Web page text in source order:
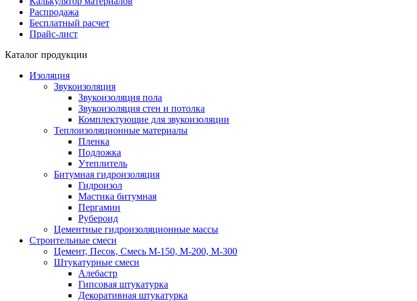
Распродажа
Бесплатный расчет
Прайс-лист
Каталог продукции
Изоляция
Звукоизоляция
Звукоизоляция пола
Звукоизоляция стен и потолка
Комплектующие для звукоизоляции
Теплоизоляционные материалы
Пленка
Подложка
Утеплитель
Битумная гидроизоляция
Гидроизол
Мастика битумная
Пергамин
Рубероид
Цементные гидроизоляционные массы
Строительные смеси
Цемент, Песок, Смесь М-150, М-200, М-300
Штукатурные смеси
Алебастр
Гипсовая штукатурка
Декоративная штукатурка